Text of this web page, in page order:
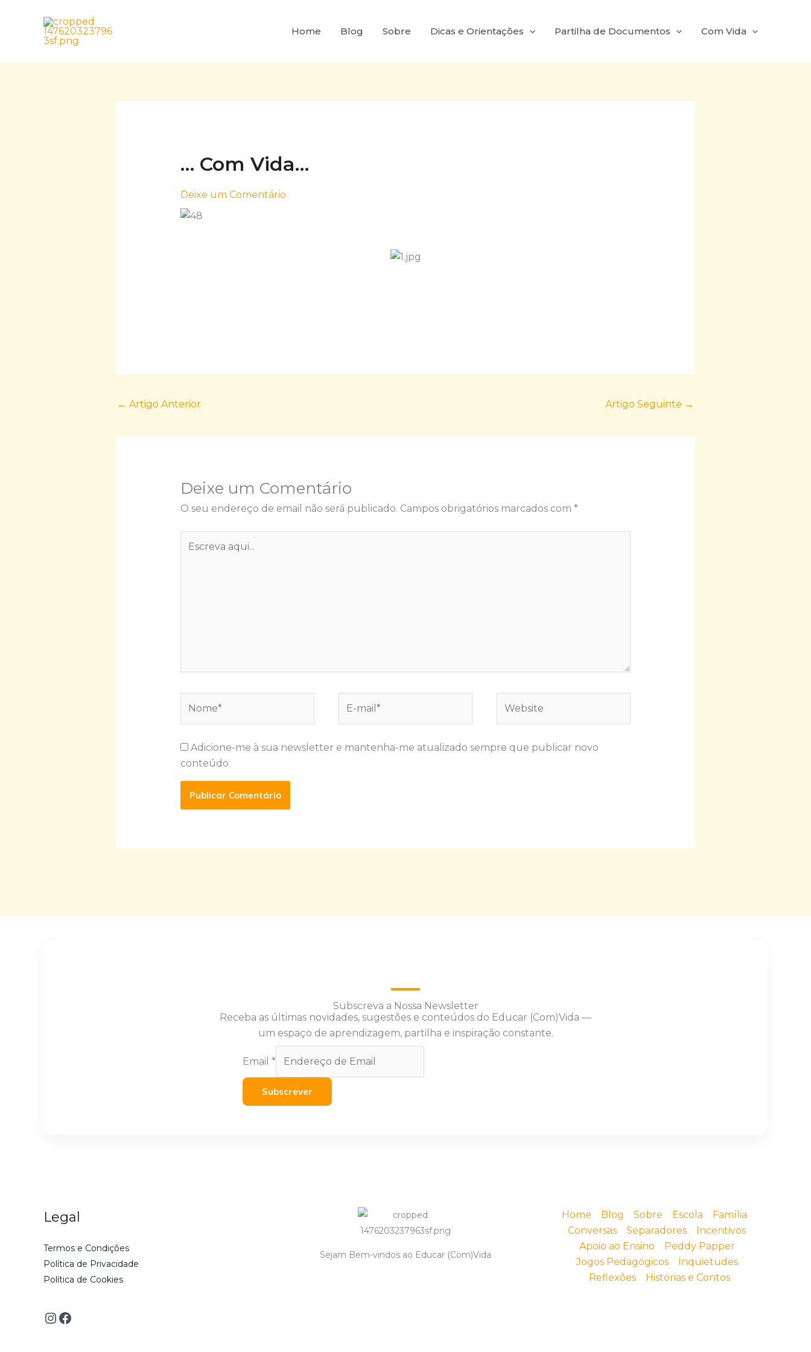
Home Blog Sobre Dicas e Orientações Partilha de Documentos Com Vida
… Com Vida…
Deixe um Comentário
← Artigo Anterior Artigo Seguinte →
Deixe um Comentário
O seu endereço de email não será publicado. Campos obrigatórios marcados com *
aqui...
mail*
Adicione-me à sua newsletter e mantenha-me atualizado sempre que publicar novo
conteúdo
Subscreva a Nossa Newsletter
Receba as últimas novidades, sugestões e conteúdos do Educar (Com)Vida —
um espaço de aprendizagem, partilha e inspiração constante.
Email *
Subscrever
Legal
Termos e Condições
Política de Privacidade
Política de Cookies
Sejam Bem-vindos ao Educar (Com)Vida
Home Blog Sobre Escola
Família
Conversas
Separadores
Incentivos
Apoio ao Ensino
Peddy Papper
Jogos Pedagógicos
Inquietudes
Reflexões
Histórias e Contos